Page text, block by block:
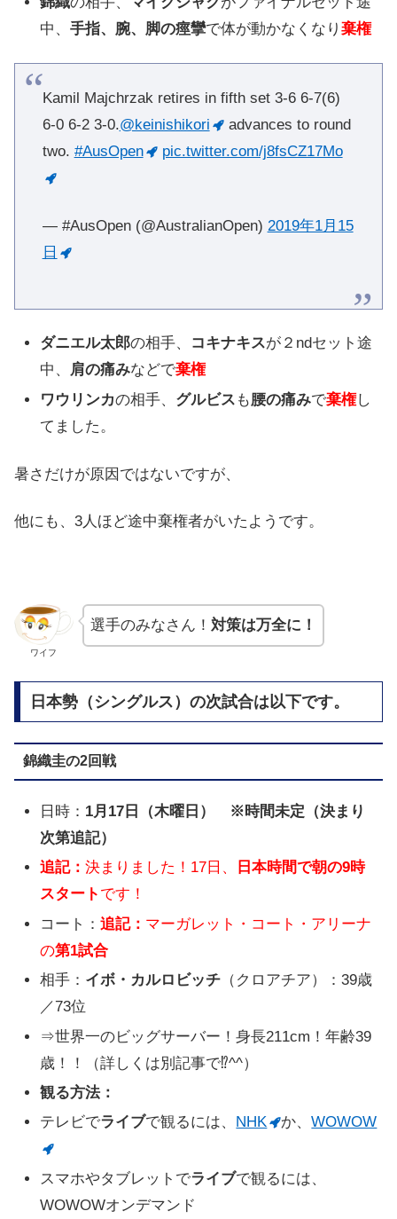
中、手指、腕、脚の痙攣で体が動かなくなり棄権
Kamil Majchrzak retires in fifth set 3-6 6-7(6)
6-0 6-2 3-0.@keinishikori
advances to round
two. #AusOpen pic.twitter.com/j8fsCZ17Mo
— #AusOpen (@AustralianOpen) 2019年1月15
日
ダニエル太郎の相手、 コキナキスが２ndセット途
中、 肩の痛みなどで棄権
ワウリンカの相手、 グルビス も腰の痛みで棄権し
てました。
暑さだけが原因ではないですが、
他にも、3人ほど途中棄権者がいたようです。
ワイフ
選手のみなさん！ 対策は万全に！
日本勢（シングルス）の次試合は以下です。
錦織圭の2回戦
日時： 1月17日（木曜日） ※時間未定（決まり
次第追記）
追記：決まりました！17日、
日本時間で朝の9時
スタート です！
コート：追記： マーガレット・コート・アリーナ
の第1試合
相手： イボ・カルロビッチ （クロアチア）：39歳
／73位
⇒世界一のビッグサーバー！身長211cm！年齢39
歳！！（詳しくは別記事で⁉^^）
観る方法：
テレビでライブで観るには、 NHK か、WOWOW
スマホやタブレットでライブで観るには、
WOWOWオンデマンド